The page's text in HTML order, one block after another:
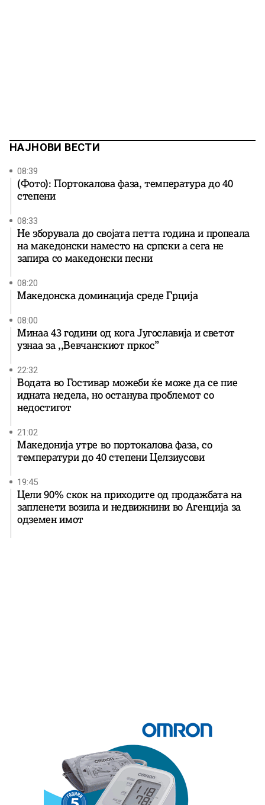
НАЈНОВИ ВЕСТИ
08:39
(Фото): Портокалова фаза, температура до 40
степени
08:33
Не зборувала до својата петта година и пропеала
на македонски наместо на српски а сега не
запира со македонски песни
08:20
Македонска доминација среде Грција
08:00
Минаа 43 години од кога Југославија и светот
узнаа за ,,Вевчанскиот пркос”
22:32
Водата во Гостивар можеби ќе може да се пие
идната недела, но останува проблемот со
недостигот
21:02
Македонија утре во портокалова фаза, со
температури до 40 степени Целзиусови
19:45
Цели 90% скок на приходите од продажбата на
запленети возила и недвижнини во Агенција за
одземен имот